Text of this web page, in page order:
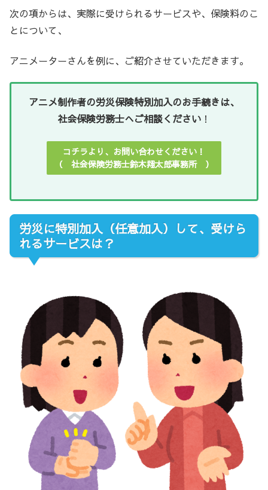
次の項からは、実際に受けられるサービスや、保険料のこ
とについて、
アニメーターさんを例に、ご紹介させていただきます。
アニメ制作者の労災保険特別加入のお手続きは、
社会保険労務士へご相談ください ！
コチラより、お問い合わせください！
（ 社会保険労務士鈴木翔太郎事務所 ）
労災に特別加入（任意加入）して、受けら
れるサービスは？